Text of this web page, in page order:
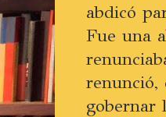
abdicó
Fue una
renunció,
gobernar